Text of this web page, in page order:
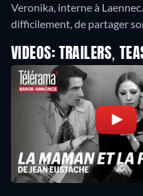
Veronika, interne à
difficilement, de partager
VIDEOS: TRAILERS,